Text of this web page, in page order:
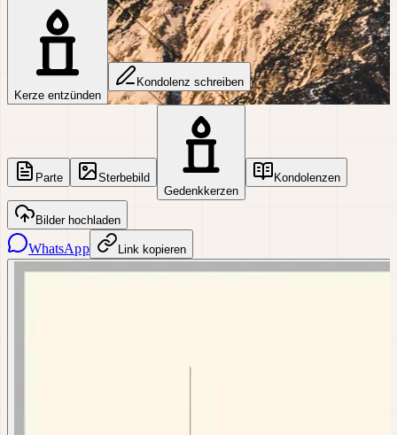
Kerze entzünden
Kondolenz schreiben
Parte
Sterbebild
Gedenkkerzen
Kondolenzen
Bilder hochladen
WhatsApp Link kopieren